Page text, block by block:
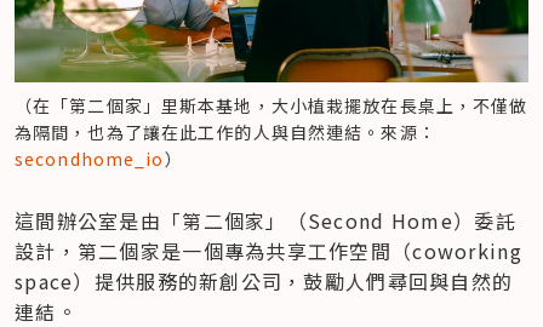
（在「第二個家」里斯本基地，大小植栽擺放在長桌上，不僅做
為隔間，也為了讓在此工作的人與自然連結。來源：
secondhome_io）
這間辦公室是由「第二個家」（Second Home）委託
設計，第二個家是一個專為共享工作空間（coworking
space）提供服務的新創公司，鼓勵人們尋回與自然的
連結。